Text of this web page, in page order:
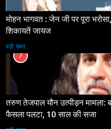
मोहन भागवत : जेन जी पर पूरा
शिकायतें जायज
बड़ी ख़बर
7
तरुण तेजपाल यौन उत्पीड़न मामला:
फैसला पलटा, 10 साल की सजा